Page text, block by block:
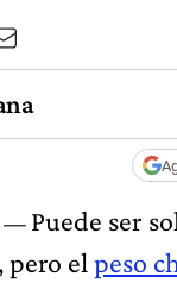
Puede ser
pero el peso